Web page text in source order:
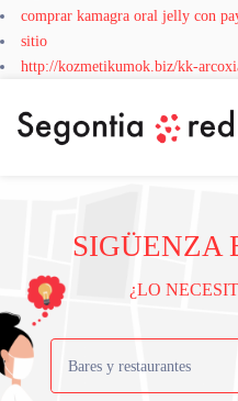
comprar kamagra oral jelly con
sitio
http://kozmetikumok.biz/kk-
SIGÜENZA
¿LO
Bares y restaurantes